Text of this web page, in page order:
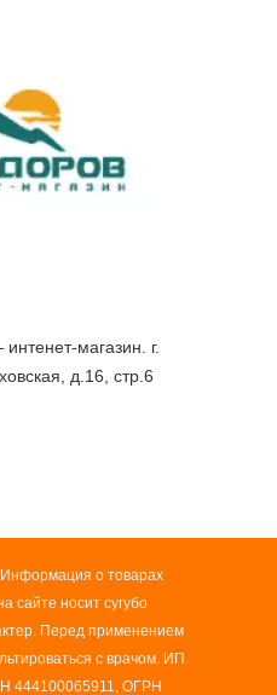
магазин. г.
д.16, стр.6
о товарах
сайте носит сугубо
Перед применением
с врачом. ИП
444100065911, ОГРН